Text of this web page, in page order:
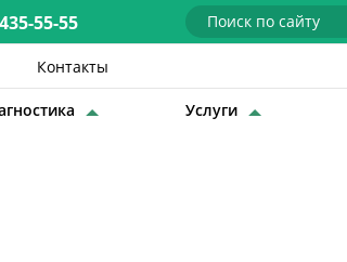
55-55
Контакты
Услуги